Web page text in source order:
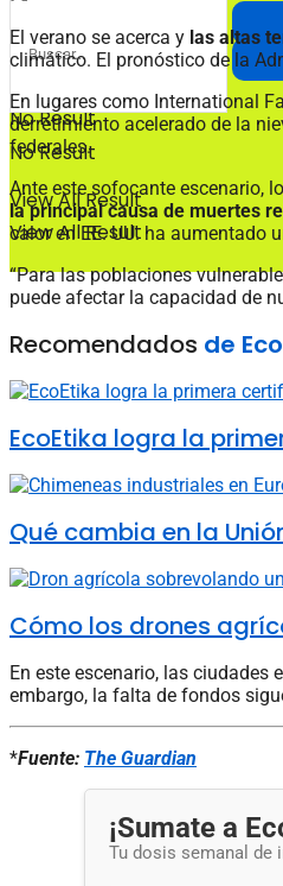
No Result
View All Result
No Result
View All Result
El verano se acerca y las altas
climático. El pronóstico de la
En lugares como International
derretimiento acelerado de la
federales.
Ante este sofocante escenario,
la principal causa de muertes
calor en EE. UU. ha aumentado
“Para las poblaciones
puede afectar la capacidad de
Recomendados de
EcoEtika logra la
Qué cambia en la
Cómo los drones
En este escenario, las
embargo, la falta de fondos
*Fuente: The Guardian
¡Sumate a
Tu dosis semanal de